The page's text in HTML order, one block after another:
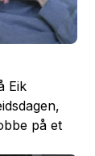
Eik
på et